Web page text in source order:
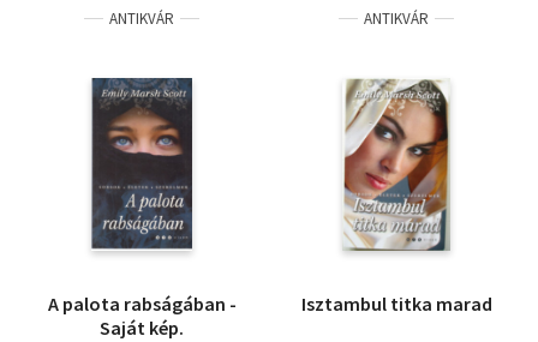
ANTIKVÁR
A palota rabságában -
Saját kép.
ANTIKVÁR
Isztambul titka marad